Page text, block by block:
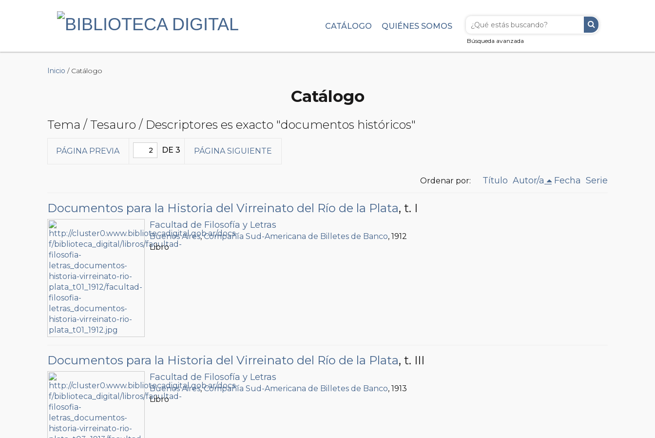
Búsqueda avanzada
CATÁLOGO QUIÉNES SOMOS
Inicio / Catálogo
Catálogo
Tema / Tesauro / Descriptores es exacto "documentos históricos"
PÁGINA PREVIA DE 3 PÁGINA SIGUIENTE
Ordenar por: Título Autor/a Fecha Serie
Documentos para la Historia del Virreinato del Río de la Plata, t. I
Facultad de Filosofía y Letras
Buenos Aires,Compañía Sud-Americana de Billetes de Banco, 1912
Libro
Documentos para la Historia del Virreinato del Río de la Plata, t. III
Facultad de Filosofía y Letras
Buenos Aires,Compañía Sud-Americana de Billetes de Banco, 1913
Libro